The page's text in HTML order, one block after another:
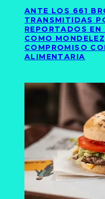
ANTE LOS 661
TRANSMITIDAS
REPORTADOS EN
COMO
COMPROMISO
ALIMENTARIA